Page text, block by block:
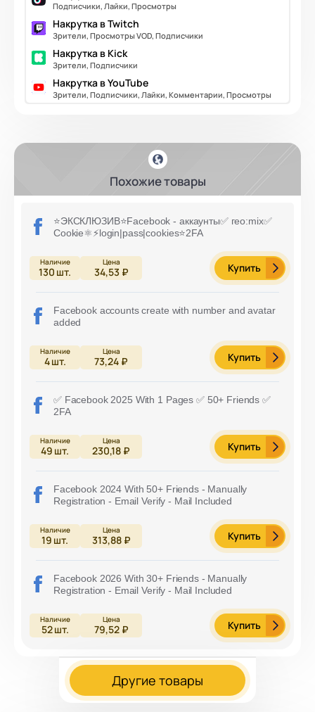
Подписчики, Лайки, Просмотры
Накрутка в Twitch
Зрители, Просмотры VOD, Подписчики
Накрутка в Kick
Зрители, Подписчики
Накрутка в YouTube
Зрители, Подписчики, Лайки, Комментарии, Просмотры
Похожие товары
⭐️ЭКСКЛЮЗИВ⭐️Facebook - аккаунты✅ гео:mix✅
Cookie⚛️⚡️login|pass|cookies⭐️2FA
130 шт. 34,53 ₽ Купить
Facebook accounts create with number and avatar
added
4шт. 73,24 ₽ Купить
✅ Facebook 2025 With 1 Pages ✅ 50+ Friends ✅
2FA
49 шт. 230,18 ₽ Купить
Facebook 2024 With 50+ Friends - Manually
Registration - Email Verify - Mail Included
19 шт. 313,88 ₽ Купить
Facebook 2026 With 30+ Friends - Manually
Registration - Email Verify - Mail Included
52шт. 79,52 ₽ Купить
Другие товары